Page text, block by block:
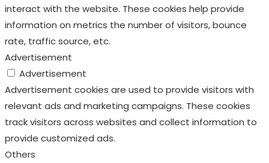
interact with the website. These cookies help provide
information on metrics the number of visitors, bounce
rate, traffic source, etc.
Advertisement
Advertisement
Advertisement cookies are used to provide visitors with
relevant ads and marketing campaigns. These cookies
track visitors across websites and collect information to
provide customized ads.
Others